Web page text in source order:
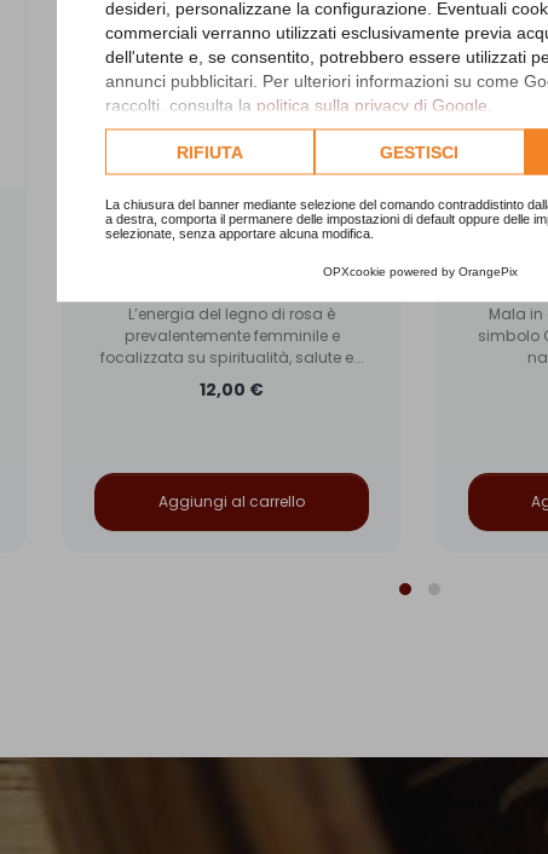
desideri, personalizzane la configurazione. Eventuali
commerciali verranno utilizzati esclusivamente previa
dell'utente e, se consentito, potrebbero essere utilizzati
annunci pubblicitari. Per ulteriori informazioni su come
raccolti, consulta la politica sulla privacy di Google
Consulta l'informativa cookie completa.
RIFIUTA GESTISCI
La chiusura del banner mediante selezione del comando contraddistinto
a destra, comporta il permanere delle impostazioni di default oppure delle
selezionate, senza apportare alcuna modifica.
OPXcookie powered by OrangePix
L’energia del legno di rosa è
prevalentemente femminile e
focalizzata su spiritualità, salute e...
12,00 €
Aggiungi al carrello
Mala in
simbolo